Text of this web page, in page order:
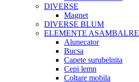
DIVERSE
Magnet
DIVERSE BLUM
ELEMENTE ASAMBALRE
Alunecator
Bucsa
Capete surubelnita
Cepi lemn
Coltare mobila